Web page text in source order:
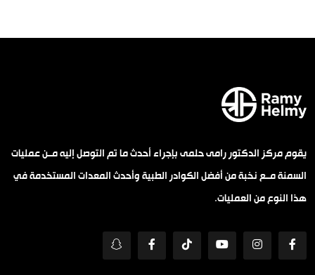
يقوم مركز الدكتور رامى حلمى بإجراء أحدث ما تم التوصل إليه مــن عمليات
السمنة مــع نخبة من أفضل الكوادر الطبية وأحدث المعدات المستخدمة في
هذا النوع من العمليات.